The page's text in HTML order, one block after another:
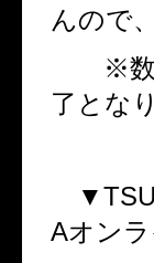
んので
※数に
了とな
▼
Aオン